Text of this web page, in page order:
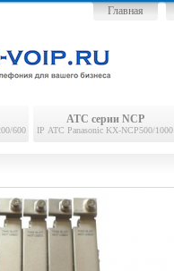
Главная
600
АТС серии NCP
IP АТС Panasonic KX-NCP500/1000